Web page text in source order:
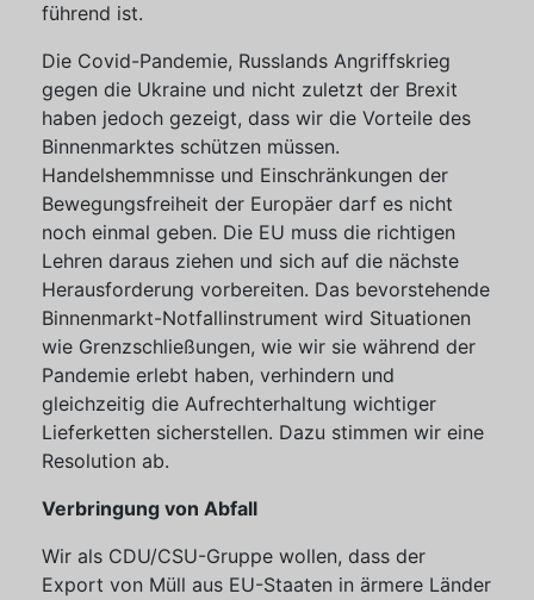
führend ist.
Die Covid-Pandemie, Russlands Angriffskrieg
gegen die Ukraine und nicht zuletzt der Brexit
haben jedoch gezeigt, dass wir die Vorteile des
Binnenmarktes schützen müssen.
Handelshemmnisse und Einschränkungen der
Bewegungsfreiheit der Europäer darf es nicht
noch einmal geben. Die EU muss die richtigen
Lehren daraus ziehen und sich auf die nächste
Herausforderung vorbereiten. Das bevorstehende
Binnenmarkt-Notfallinstrument wird Situationen
wie Grenzschließungen, wie wir sie während der
Pandemie erlebt haben, verhindern und
gleichzeitig die Aufrechterhaltung wichtiger
Lieferketten sicherstellen. Dazu stimmen wir eine
Resolution ab.
Verbringung von Abfall
Wir als CDU/CSU-Gruppe wollen, dass der
Export von Müll aus EU-Staaten in ärmere Länder